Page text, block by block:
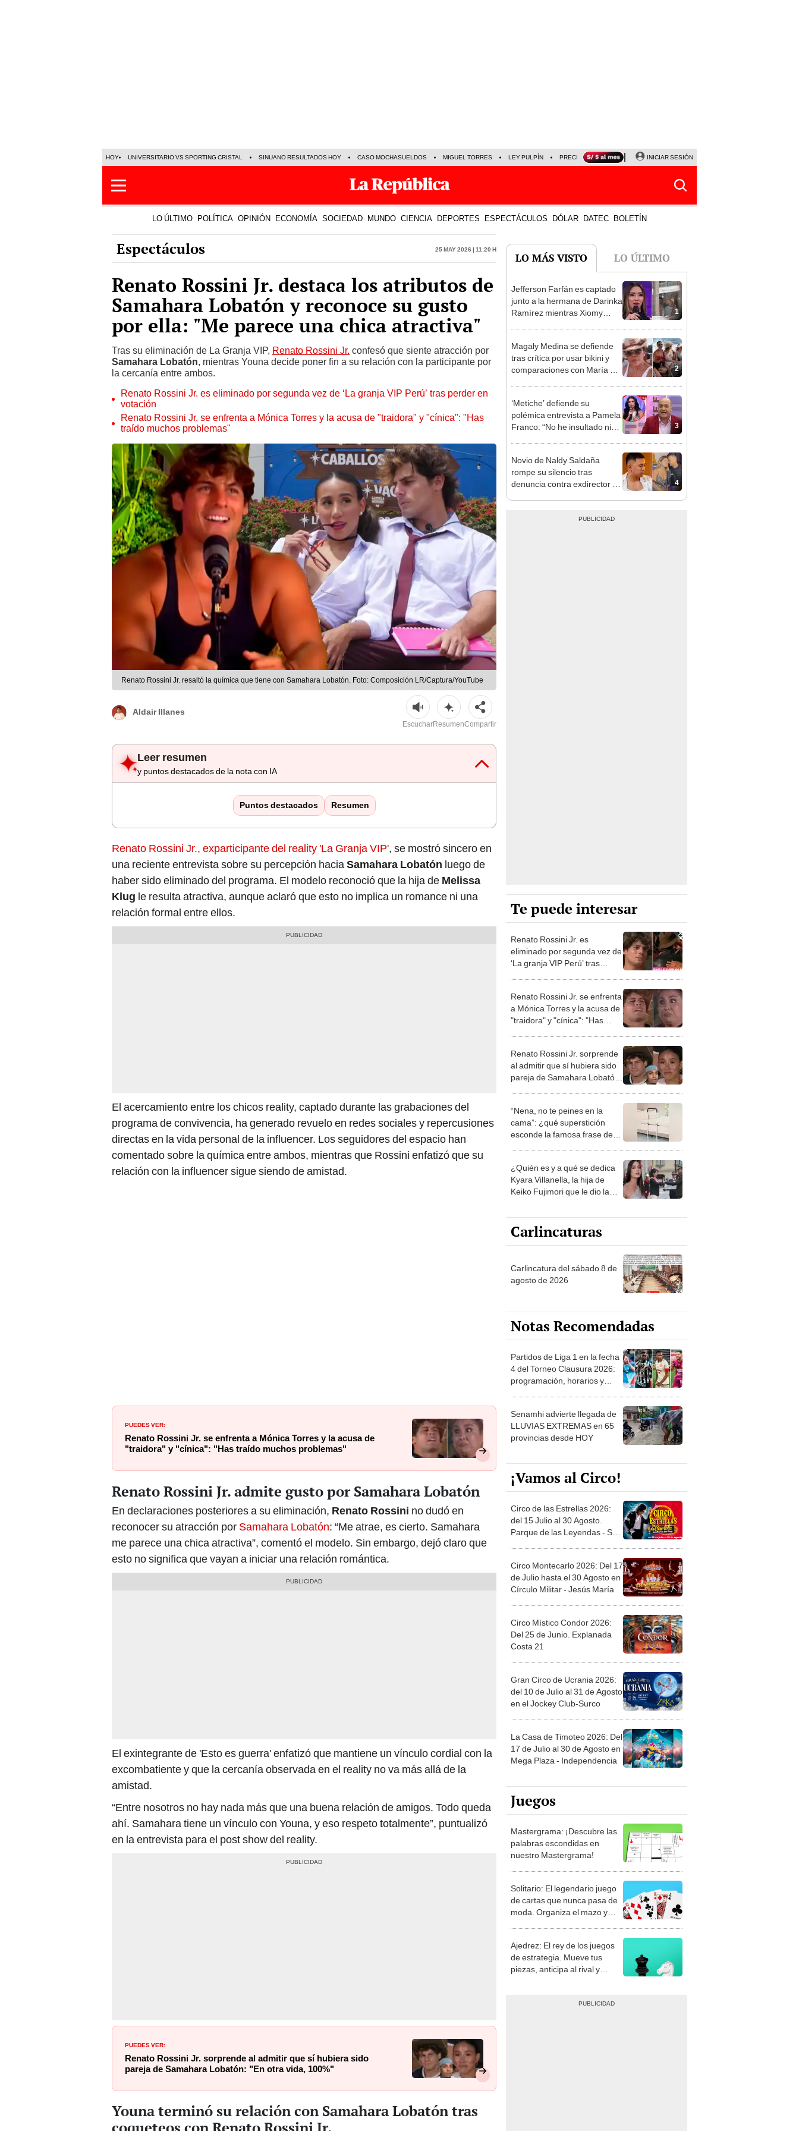
HOY UNIVERSITARIO VS SPORTING CRISTAL SINUANO RESULTADOS HOY CASO MOCHASUELDOS MIGUEL TORRES LEY PULPÍN PRECIO DEL DÓLAR CORTE DE LUZ VIERNES 7 DE AGOSTO
INICIAR SESIÓN
LO ÚLTIMO POLÍTICA OPINIÓN ECONOMÍA SOCIEDAD MUNDO CIENCIA DEPORTES ESPECTÁCULOS DÓLAR DATEC BOLETÍN
Espectáculos 25 May 2026 | 11:20 h
Renato Rossini Jr. destaca los atributos de
Samahara Lobatón y reconoce su gusto
por ella: "Me parece una chica atractiva"
Tras su eliminación de La Granja VIP, Renato Rossini Jr. confesó que siente atracción por
Samahara Lobatón, mientras Youna decide poner fin a su relación con la participante por
la cercanía entre ambos.
Renato Rossini Jr. es eliminado por segunda vez de ‘La granja VIP Perú’ tras perder en
votación
Renato Rossini Jr. se enfrenta a Mónica Torres y la acusa de "traidora" y "cínica": "Has
traído muchos problemas"
Renato Rossini Jr. resaltó la química que tiene con Samahara Lobatón. Foto: Composición LR/Captura/YouTube
Aldair Illanes
EscucharResumenCompartir
Leer resumen
y puntos destacados de la nota con IA
Puntos destacados Resumen
Renato Rossini Jr., exparticipante del reality 'La Granja VIP', se mostró sincero en
una reciente entrevista sobre su percepción haciaSamahara Lobatón luego de
haber sido eliminado del programa. El modelo reconoció que la hija de Melissa
Klug le resulta atractiva, aunque aclaró que esto no implica un romance ni una
relación formal entre ellos.
El acercamiento entre los chicos reality, captado durante las grabaciones del
programa de convivencia, ha generado revuelo en redes sociales y repercusiones
directas en la vida personal de la influencer. Los seguidores del espacio han
comentado sobre la química entre ambos, mientras que Rossini enfatizó que su
relación con la influencer sigue siendo de amistad.
PUEDES VER:
Renato Rossini Jr. se enfrenta a Mónica Torres y la acusa de
"traidora" y "cínica": "Has traído muchos problemas"
Renato Rossini Jr. admite gusto por Samahara Lobatón
En declaraciones posteriores a su eliminación, Renato Rossini no dudó en
reconocer su atracción por Samahara Lobatón: “Me atrae, es cierto. Samahara
me parece una chica atractiva”, comentó el modelo. Sin embargo, dejó claro que
esto no significa que vayan a iniciar una relación romántica.
El exintegrante de 'Esto es guerra' enfatizó que mantiene un vínculo cordial con la
excombatiente y que la cercanía observada en el reality no va más allá de la
amistad.
“Entre nosotros no hay nada más que una buena relación de amigos. Todo queda
ahí. Samahara tiene un vínculo con Youna, y eso respeto totalmente”, puntualizó
en la entrevista para el post show del reality.
PUEDES VER:
Renato Rossini Jr. sorprende al admitir que sí hubiera sido
pareja de Samahara Lobatón: "En otra vida, 100%"
Youna terminó su relación con Samahara Lobatón tras
LO MÁS VISTO LO ÚLTIMO
1
Jefferson Farfán es captado
junto a la hermana de Darinka
Ramírez mientras Xiomy
2
Magaly Medina se defiende
tras crítica por usar bikini y
comparaciones con María Pía
3
‘Metiche’ defiende su
polémica entrevista a Pamela
Franco: “No he insultado ni
4
Novio de Naldy Saldaña
rompe su silencio tras
denuncia contra exdirector de
Te puede interesar
Renato Rossini Jr. es
eliminado por segunda vez de
‘La granja VIP Perú’ tras
Renato Rossini Jr. se enfrenta
a Mónica Torres y la acusa de
"traidora" y "cínica": "Has
Renato Rossini Jr. sorprende
al admitir que sí hubiera sido
pareja de Samahara Lobatón:
“Nena, no te peines en la
cama”: ¿qué superstición
esconde la famosa frase de
¿Quién es y a qué se dedica
Kyara Villanella, la hija de
Keiko Fujimori que le dio la
Carlincaturas
Carlincatura del sábado 8 de
agosto de 2026
Notas Recomendadas
Partidos de Liga 1 en la fecha
4 del Torneo Clausura 2026:
programación, horarios y
Senamhi advierte llegada de
LLUVIAS EXTREMAS en 65
provincias desde HOY
¡Vamos al Circo!
Circo de las Estrellas 2026:
del 15 Julio al 30 Agosto.
Parque de las Leyendas - San
Circo Montecarlo 2026: Del 17
de Julio hasta el 30 Agosto en
Círculo Militar - Jesús María
Circo Místico Condor 2026:
Del 25 de Junio. Explanada
Costa 21
Gran Circo de Ucrania 2026:
del 10 de Julio al 31 de Agosto
en el Jockey Club-Surco
La Casa de Timoteo 2026: Del
17 de Julio al 30 de Agosto en
Mega Plaza - Independencia
Juegos
Mastergrama: ¡Descubre las
palabras escondidas en
nuestro Mastergrama!
Solitario: El legendario juego
de cartas que nunca pasa de
moda. Organiza el mazo y
Ajedrez: El rey de los juegos
de estrategia. Mueve tus
piezas, anticipa al rival y